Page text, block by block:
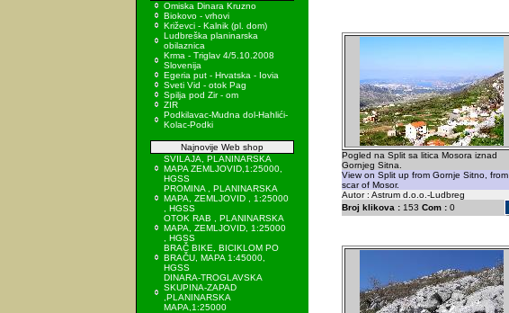
Omiska Dinara Kruzno
Biokovo - vrhovi
Križevci - Kalnik (pl. dom)
Ludbreška planinarska
obilaznica
Krma - Triglav 4/5.10.2008
Slovenija
Egeria put - Hrvatska - Iovia
Sveti Vid - otok Pag
Spilja pod Zir - om
ZIR
Podkilavac-Mudna dol-Hahlići-
Kolac-Podki
Najnovije Web shop
SVILAJA, PLANINARSKA
MAPA ZEMLJOVID,1:25000,
HGSS
PROMINA , PLANINARSKA
MAPA, ZEMLJOVID , 1:25000
, HGSS
OTOK RAB , PLANINARSKA
MAPA, ZEMLJOVID, 1:25000
, HGSS
BRAČ BIKE, BICIKLOM PO
BRAČU, MAPA 1:45000,
HGSS
DINARA-TROGLAVSKA
SKUPINA-ZAPAD
,PLANINARSKA
MAPA,1:25000
Pogled na Split sa litica Mosora iznad
Gornjeg Sitna.
View on Split up from Gornje Sitno, from
scar of Mosor.
Autor : Astrum d.o.o.-Ludbreg
Broj klikova : 153 Com : 0